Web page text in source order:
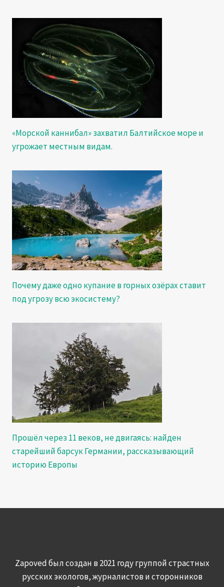
«Морской каннибал» захватил Балтийское море и
угрожает местным видам.
Почему даже одно купание в горных озёрах ставит
под угрозу всю экосистему?
Прошёл через 11 веков, не двигаясь: найден
старейший барсук Германии, рассказывающий
историю Европы
Zapoved был создан в 2021 году группой страстных
русских экологов, журналистов и сторонников